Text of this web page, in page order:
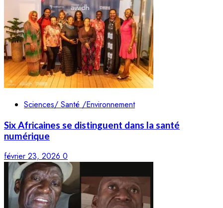
Sciences/ Santé /Environnement
Six Africaines se distinguent dans la santé
numérique
février 23, 2026 0